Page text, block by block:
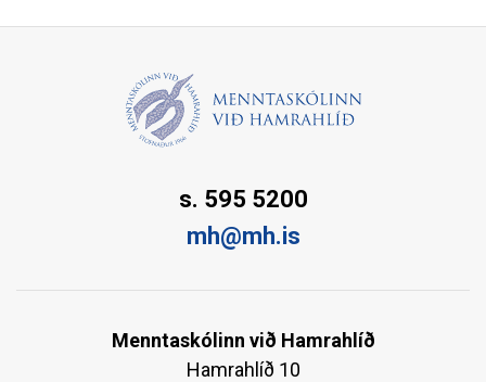
s. 595 5200
mh@mh.is
Menntaskólinn við Hamrahlíð
Hamrahlíð 10